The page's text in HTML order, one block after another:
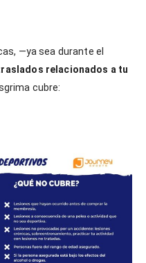
—ya sea durante el
relacionados a tu
cubre: